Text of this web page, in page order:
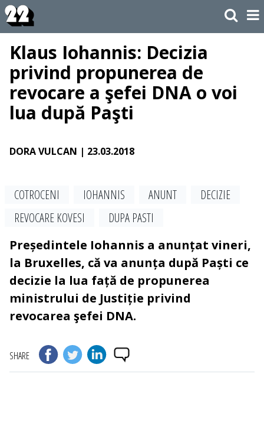
Klaus Iohannis: Decizia
privind propunerea de
revocare a şefei DNA o voi
lua după Paşti
DORA VULCAN | 23.03.2018
COTROCENI IOHANNIS ANUNT
DECIZIE
REVOCARE KOVESI
DUPA PASTI
Președintele Iohannis a anunțat vineri,
la Bruxelles, că va anunța după Paști ce
decizie la lua față de propunerea
ministrului de Justiție privind
revocarea şefei DNA.
SHARE